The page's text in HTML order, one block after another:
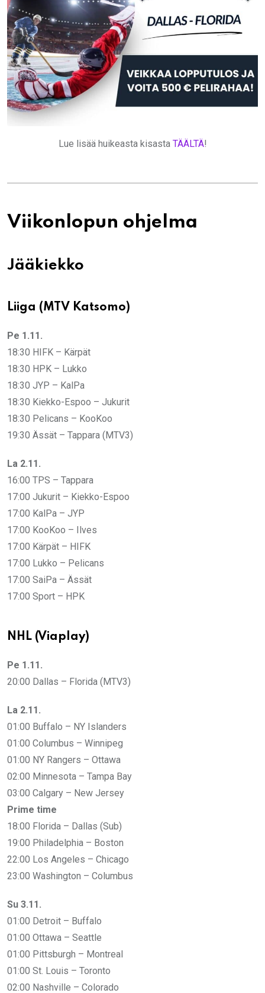
Lue lisää huikeasta kisasta TÄÄLTÄ!
Viikonlopun ohjelma
Jääkiekko
Liiga (MTV Katsomo)
Pe 1.11.
18:30 HIFK – Kärpät
18:30 HPK – Lukko
18:30 JYP – KalPa
18:30 Kiekko-Espoo – Jukurit
18:30 Pelicans – KooKoo
19:30 Ässät – Tappara (MTV3)
La 2.11.
16:00 TPS – Tappara
17:00 Jukurit – Kiekko-Espoo
17:00 KalPa – JYP
17:00 KooKoo – Ilves
17:00 Kärpät – HIFK
17:00 Lukko – Pelicans
17:00 SaiPa – Ässät
17:00 Sport – HPK
NHL (Viaplay)
Pe 1.11.
20:00 Dallas – Florida (MTV3)
La 2.11.
01:00 Buffalo – NY Islanders
01:00 Columbus – Winnipeg
01:00 NY Rangers – Ottawa
02:00 Minnesota – Tampa Bay
03:00 Calgary – New Jersey
Prime time
18:00 Florida – Dallas (Sub)
19:00 Philadelphia – Boston
22:00 Los Angeles – Chicago
23:00 Washington – Columbus
Su 3.11.
01:00 Detroit – Buffalo
01:00 Ottawa – Seattle
01:00 Pittsburgh – Montreal
01:00 St. Louis – Toronto
02:00 Nashville – Colorado